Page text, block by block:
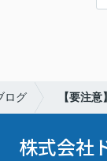
ログ 【要注
株式会社